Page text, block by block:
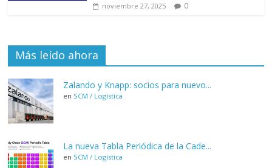
noviembre 27, 2025 0
Más leído ahora
Zalando y Knapp: socios para nuevo...
en SCM / Logística
La nueva Tabla Periódica de la Cade...
en SCM / Logística